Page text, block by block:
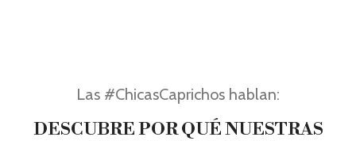
Las #ChicasCaprichos hablan:
DESCUBRE POR QUÉ NUESTRAS